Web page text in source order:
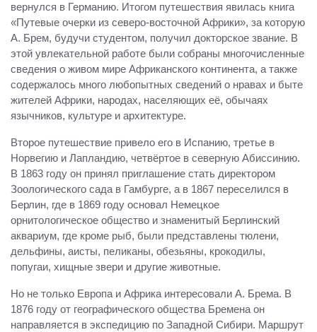
вернулся в Германию. Итогом путешествия явилась книга
«Путевые очерки из северо-восточной Африки», за которую
А. Брем, будучи студентом, получил докторское звание. В
этой увлекательной работе были собраны многочисленные
сведения о живом мире Африканского континента, а также
содержалось много любопытных сведений о нравах и быте
жителей Африки, народах, населяющих её, обычаях
язычников, культуре и архитектуре.
Второе путешествие привело его в Испанию, третье в
Норвегию и Лапландию, четвёртое в северную Абиссинию.
В 1863 году он принял приглашение стать директором
Зоологического сада в Гамбурге, а в 1867 переселился в
Берлин, где в 1869 году основал Немецкое
орнитологическое общество и знаменитый Берлинский
аквариум, где кроме рыб, были представлены тюлени,
дельфины, аисты, пеликаны, обезьяны, крокодилы,
попугаи, хищные звери и другие животные.
Но не только Европа и Африка интересовали А. Брема. В
1876 году от географического общества Бремена он
направляется в экспедицию по Западной Сибири. Маршрут